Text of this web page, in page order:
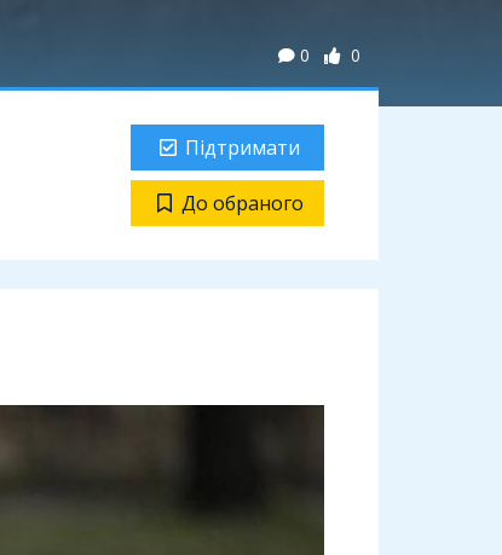
0 0
Підтримати
До обраного